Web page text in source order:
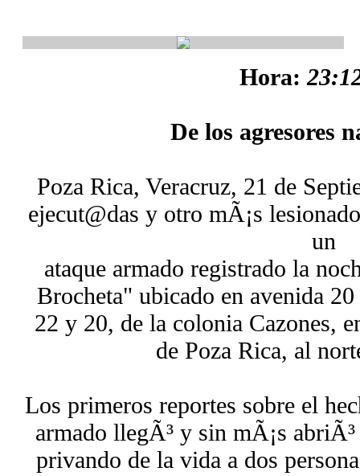
Hora:
De los agresores
Poza Rica, Veracruz, 21 de
ejecut@das y otro mÃ¡s
un
ataque armado registrado la
Brocheta" ubicado en avenida
22 y 20, de la colonia Cazones,
de Poza Rica, al
Los primeros reportes sobre el
armado llegÃ³ y sin mÃ¡s
privando de la vida a dos